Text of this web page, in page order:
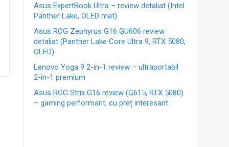
Asus ExpertBook Ultra – review detaliat (Intel
Panther Lake, OLED mat)
Asus ROG Zephyrus G16 GU606 review
detaliat (Panther Lake Core Ultra 9, RTX 5080,
OLED)
Lenovo Yoga 9 2-in-1 review – ultraportabil
2-in-1 premium
Asus ROG Strix G16 review (G615, RTX 5080)
– gaming performant, cu preț interesant